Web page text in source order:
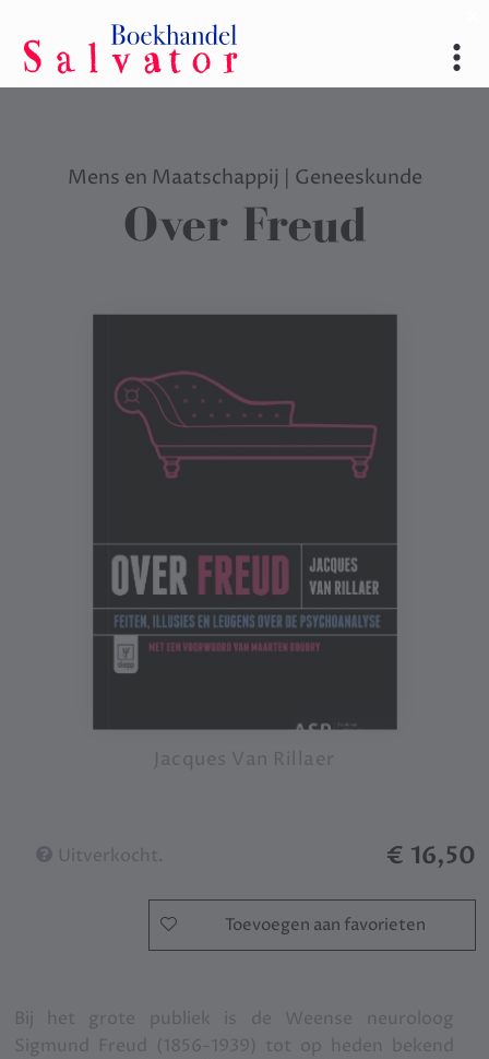
Mens en Maatschappij | Geneeskunde
Over Freud
Jacques Van Rillaer
€ 16,50
Uitverkocht.
Toevoegen aan favorieten
Bij het grote publiek is de Weense neuroloog
Sigmund Freud (1856-1939) tot op heden bekend